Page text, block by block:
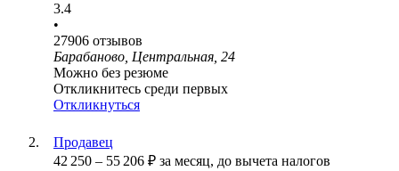
3.4
•
27906 отзывов
Барабаново, Центральная, 24
Можно без резюме
Откликнитесь среди первых
Откликнуться
Продавец
42 250 – 55 206 ₽ за месяц, до вычета налогов